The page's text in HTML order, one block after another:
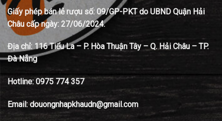
Giấy phép bán lẻ rượu số: 09/GP-PKT do UBND Quận Hải
Châu cấp ngày: 27/06/2024.
Địa chỉ: 116 Tiểu La – P. Hòa Thuận Tây – Q. Hải Châu – TP.
Đà Nẵng
Hotline: 0975 774 357
Email: douongnhapkhaudn@gmail.com